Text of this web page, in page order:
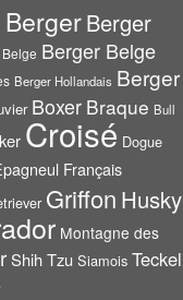
BergerBerger
Berger Belge
Berger Hollandais Berger
Boxer Braque Bull
Croisé Dogue
Français
Griffon Husky
Montagne des
Shih Tzu Siamois Teckel